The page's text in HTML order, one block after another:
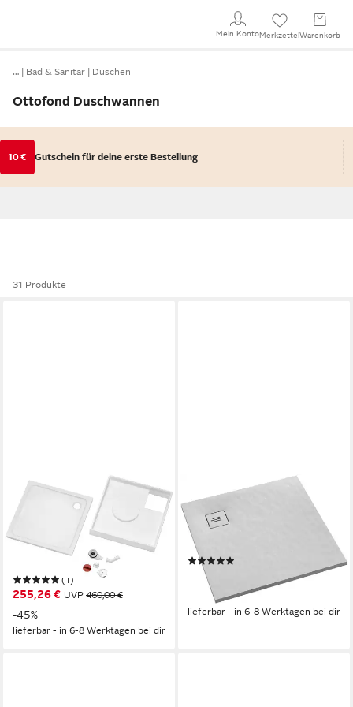
Mein KontoMerkzettel Warenkorb
… Bad & Sanitär Duschen
Ottofond Duschwannen
10 € Gutschein für deine erste Bestellung
31 Produkte
OTTOFOND
Duschwanne Set
Quadratische Duschwanne,
quadratisch, Sanitäracryl, 3-
St., 800x800/30 mm
(1)
255,26 € UVP 460,00 €
-45%
lieferbar - in 6-8 Werktagen bei dir
OTTOFOND
Duschwanne Nevis,
quadratisch, 100x100 cm,
matt mit Struktur
340,34 € 519,00 €
-34%
lieferbar - in 6-8 Werktagen bei dir